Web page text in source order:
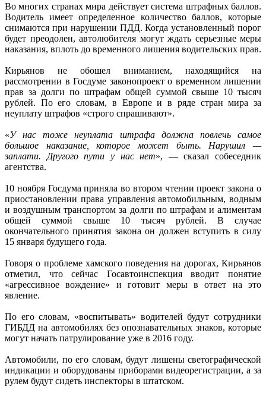
Во многих странах мира действует система штрафных баллов.
Водитель имеет определенное количество баллов, которые
снимаются при нарушении ПДД. Когда установленный порог
будет преодолен, автолюбителя могут ждать серьезные меры
наказания, вплоть до временного лишения водительских прав.
Кирьянов не обошел вниманием, находящийся на
рассмотрении в Госдуме законопроект о временном лишении
прав за долги по штрафам общей суммой свыше 10 тысяч
рублей. По его словам, в Европе и в ряде стран мира за
неуплату штрафов «строго спрашивают».
«У нас тоже неуплата штрафа должна повлечь самое
большое наказание, которое может быть. Нарушил —
заплати. Другого пути у нас нет», — сказал собеседник
агентства.
10 ноября Госдума приняла во втором чтении проект закона о
приостановлении права управления автомобильным, водным
и воздушным транспортом за долги по штрафам и алиментам
общей суммой свыше 10 тысяч рублей. В случае
окончательного принятия закона он должен вступить в силу
15 января будущего года.
Говоря о проблеме хамского поведения на дорогах, Кирьянов
отметил, что сейчас Госавтоинспекция вводит понятие
«агрессивное вождение» и готовит меры в ответ на это
явление.
По его словам, «воспитывать» водителей будут сотрудники
ГИБДД на автомобилях без опознавательных знаков, которые
могут начать патрулирование уже в 2016 году.
Автомобили, по его словам, будут лишены светографической
индикации и оборудованы приборами видеорегистрации, а за
рулем будут сидеть инспекторы в штатском.